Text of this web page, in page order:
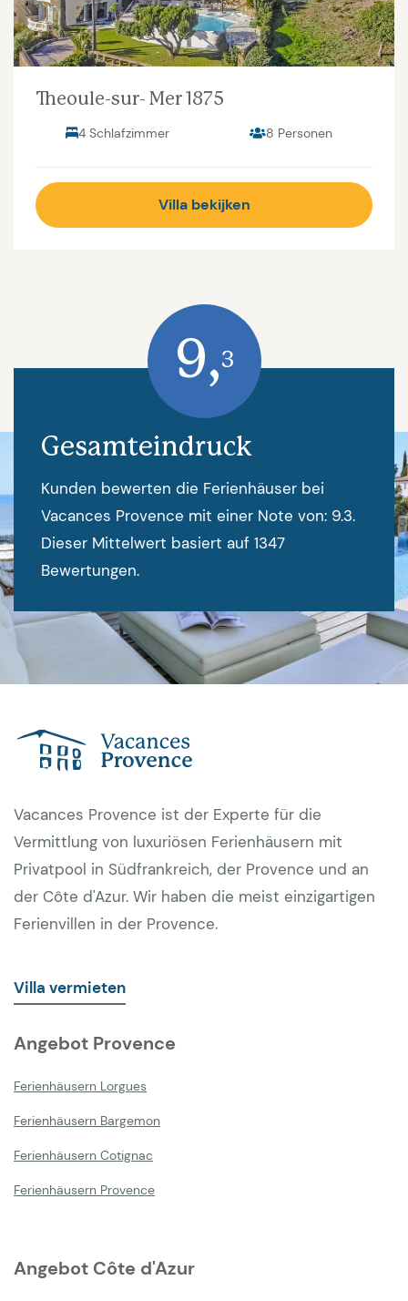
Theoule-sur- Mer 1875
4 Schlafzimmer 8 Personen
Villa bekijken
Gesamteindruck
Kunden bewerten die Ferienhäuser bei
Vacances Provence mit einer Note von: 9.3.
Dieser Mittelwert basiert auf 1347
Bewertungen.
9,3
Vacances Provence ist der Experte für die
Vermittlung von luxuriösen Ferienhäusern mit
Privatpool in Südfrankreich, der Provence und an
der Côte d'Azur. Wir haben die meist einzigartigen
Ferienvillen in der Provence.
Villa vermieten
Angebot Provence
Ferienhäusern Lorgues
Ferienhäusern Bargemon
Ferienhäusern Cotignac
Ferienhäusern Provence
Angebot Côte d'Azur